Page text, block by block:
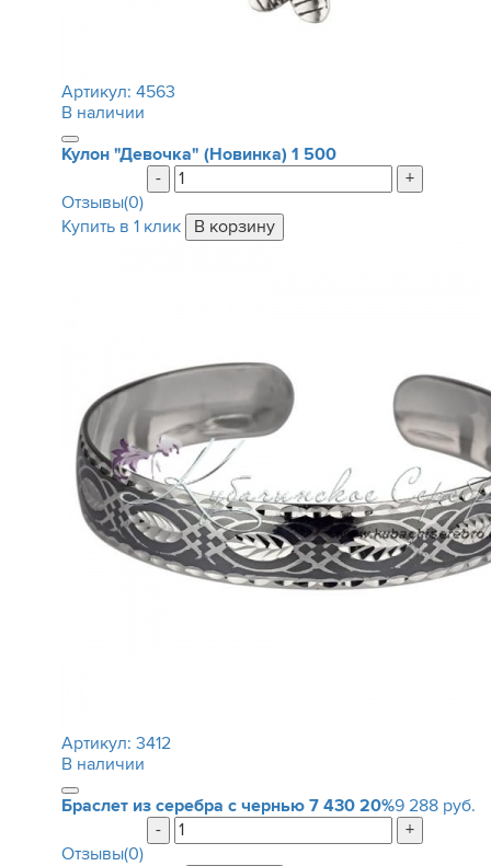
Артикул: 4563
В наличии
Кулон "Девочка" (Новинка) 1 500
-
+
Отзывы(0)
Купить в 1 клик
Артикул: 3412
В наличии
Браслет из серебра с чернью 7 430 20%9 288 руб.
-
+
Отзывы(0)